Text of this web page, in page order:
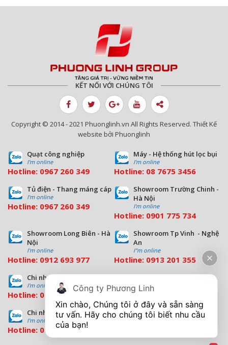
KẾT NỐI VỚI CHÚNG TÔI
Copyright © 2014 - 2021 Phuonglinh.vn All Rights Reserved. Thiết Kế
website bởi Phuonglinh
Quạt công nghiệp
I'm online
Hotline: 0967 260 349
Máy - Hệ thống hút lọc bụi
I'm online
Hotline: 08 7675 3456
Tủ điện - Thang máng cáp
I'm online
Hotline: 0967 260 349
Showroom Trường Chinh -
Hà Nội
I'm online
Hotline: 0901 775 734
Showroom Long Biên - Hà
Nội
I'm online
Hotline: 0912 693 977
Showroom Tp Vinh - Nghệ
An
I''m online
Hotline: 0913 201 355
Chi nhánh Đà Nẵng
I'm online
Hotline: 0963 544 563
Chi nhánh Hồ Chí Minh
I'm online
Hotline:
Chi nhánh Bình Dương
I'm online
Hotline: 0933 569 039
Công ty Phương Linh
Xin chào, Chúng tôi ở đây và sẵn sàng
tư vấn. Hãy cho chúng tôi biết nhu cầu